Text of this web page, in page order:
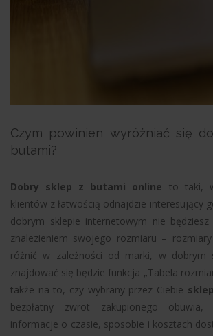
Czym powinien wyróżniać się
butami?
Dobry sklep z butami online to taki,
klientów z łatwością odnajdzie interesujący
dobrym sklepie internetowym nie
znalezieniem swojego rozmiaru –
różnić w zależności od marki, w dobrym
znajdować się będzie funkcja „Tabela
także na to, czy wybrany przez Ciebie
bezpłatny zwrot zakupionego obuwia,
informacje o czasie, sposobie i kosztach